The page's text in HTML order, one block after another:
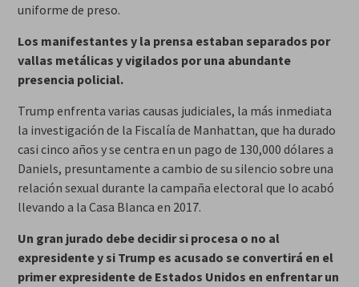
uniforme de preso.
Los manifestantes y la prensa estaban separados por
vallas metálicas y vigilados por una abundante
presencia policial.
Trump enfrenta varias causas judiciales, la más inmediata
la investigación de la Fiscalía de Manhattan, que ha durado
casi cinco años y se centra en un pago de 130,000 dólares a
Daniels, presuntamente a cambio de su silencio sobre una
relación sexual durante la campaña electoral que lo acabó
llevando a la Casa Blanca en 2017.
Un gran jurado debe decidir si procesa o no al
expresidente y si Trump es acusado se convertirá en el
primer expresidente de Estados Unidos en enfrentar un